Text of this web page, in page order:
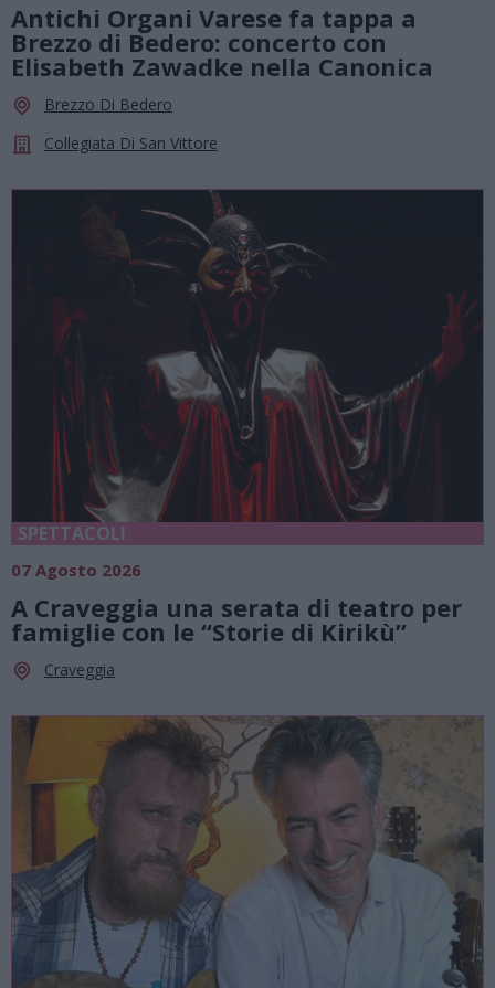
Antichi Organi Varese fa tappa a
Brezzo di Bedero: concerto con
Elisabeth Zawadke nella Canonica
Brezzo Di Bedero
Collegiata Di San Vittore
SPETTACOLI
07 Agosto 2026
A Craveggia una serata di teatro per
famiglie con le “Storie di Kirikù”
Craveggia